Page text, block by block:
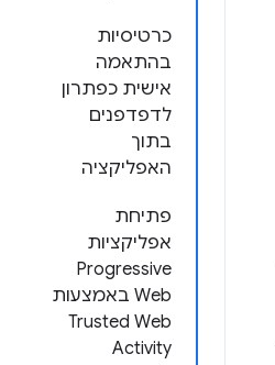
כרטיסיות
בהתאמה
אישית כפתרון
לדפדפנים
בתוך
האפליקציה
פתיחת
אפליקציות
Progressive
Web באמצעות
Trusted Web
Activity